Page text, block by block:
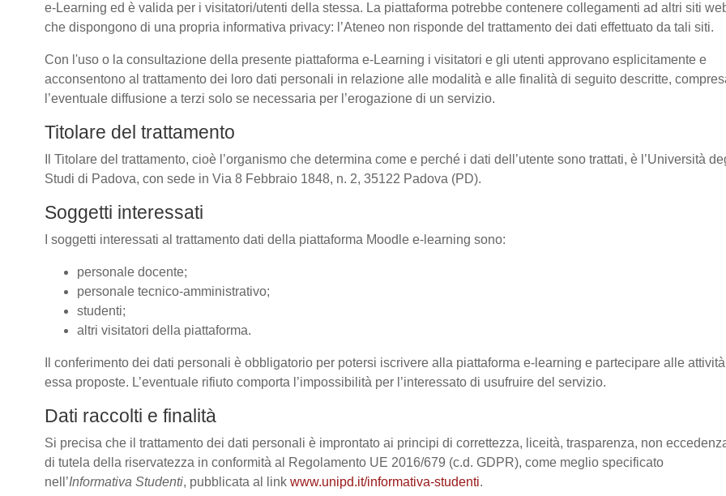
e-Learning ed è valida per i visitatori/utenti della stessa. La piattaforma potrebbe contenere collegamenti ad altri siti
che dispongono di una propria informativa privacy: l’Ateneo non risponde del trattamento dei dati effettuato da tali siti.
Con l'uso o la consultazione della presente piattaforma e-Learning i visitatori e gli utenti approvano esplicitamente e
acconsentono al trattamento dei loro dati personali in relazione alle modalità e alle finalità di seguito descritte,
l’eventuale diffusione a terzi solo se necessaria per l’erogazione di un servizio.
Titolare del trattamento
Il Titolare del trattamento, cioè l’organismo che determina come e perché i dati dell’utente sono trattati, è l’Università
Studi di Padova, con sede in Via 8 Febbraio 1848, n. 2, 35122 Padova (PD).
Soggetti interessati
I soggetti interessati al trattamento dati della piattaforma Moodle e-learning sono:
personale docente;
personale tecnico-amministrativo;
studenti;
altri visitatori della piattaforma.
Il conferimento dei dati personali è obbligatorio per potersi iscrivere alla piattaforma e-learning e partecipare alle
essa proposte. L’eventuale rifiuto comporta l’impossibilità per l’interessato di usufruire del servizio.
Dati raccolti e finalità
Si precisa che il trattamento dei dati personali è improntato ai principi di correttezza, liceità, trasparenza, non
di tutela della riservatezza in conformità al Regolamento UE 2016/679 (c.d. GDPR), come meglio specificato
nell’Informativa Studenti, pubblicata al link www.unipd.it/informativa-studenti.